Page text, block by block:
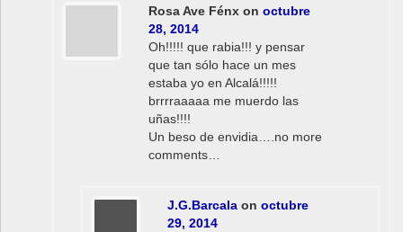
Rosa Ave Fénxon octubre
28, 2014
Oh!!!!! que rabia!!! y pensar
que tan sólo hace un mes
estaba yo en Alcalá!!!!!
brrrraaaaa me muerdo las
uñas!!!!
Un beso de envidia….no more
comments…
J.G.Barcala on octubre
29, 2014